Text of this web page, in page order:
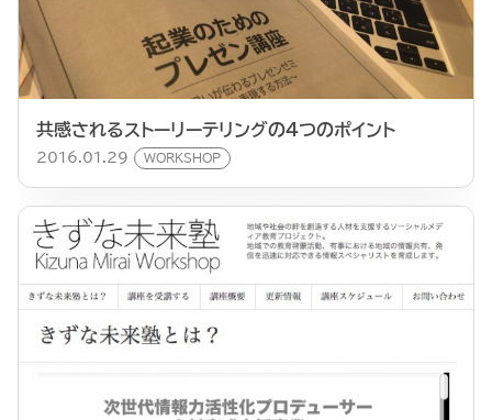
共感されるストーリーテリングの4つのポイント
2016.01.29 WORKSHOP